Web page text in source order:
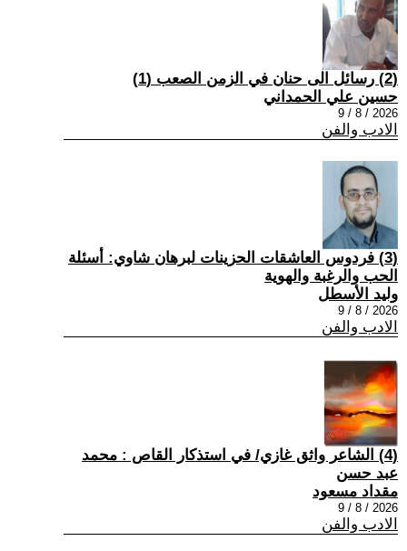
(2) رسائل الى حنان في الزمن الصعب (1)
حسين علي الحمداني
2026 / 8 / 9
الادب والفن
(3) فردوس العاشقات الحزينات لبرهان شاوي: أسئلة
الحب والرغبة والهوية
وليد الأسطل
2026 / 8 / 9
الادب والفن
(4) الشاعر واثق غازي/ في استذكار القاص : محمد
عبد حسن
مقداد مسعود
2026 / 8 / 9
الادب والفن